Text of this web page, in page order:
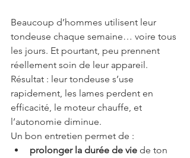
Beaucoup d’hommes utilisent leur
tondeuse chaque semaine… voire tous
les jours. Et pourtant, peu prennent
réellement soin de leur appareil.
Résultat : leur tondeuse s’use
rapidement, les lames perdent en
efficacité, le moteur chauffe, et
l’autonomie diminue.
Un bon entretien permet de :
prolonger la durée de vie de ton